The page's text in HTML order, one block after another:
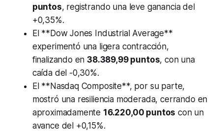
puntos, registrando una leve ganancia del
+0,35%.
El **Dow Jones Industrial Average**
experimentó una ligera contracción,
finalizando en38.389,99 puntos, con una
caída del -0,30%.
El **Nasdaq Composite**, por su parte,
mostró una resiliencia moderada, cerrando en
aproximadamente 16.220,00 puntos con un
avance del +0,15%.